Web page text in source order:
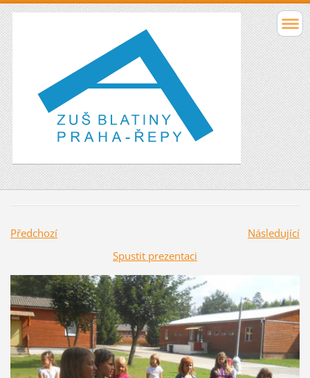
Předchozí
Následující
Spustit prezentaci